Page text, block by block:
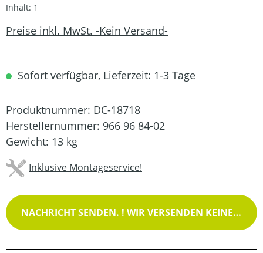
Inhalt: 1
Preise inkl. MwSt. -Kein Versand-
Sofort verfügbar, Lieferzeit: 1-3 Tage
Produktnummer: DC-18718
Herstellernummer: 966 96 84-02
Gewicht: 13 kg
Inklusive Montageservice!
NACHRICHT SENDEN. ! WIR VERSENDEN KEINE WAREN !